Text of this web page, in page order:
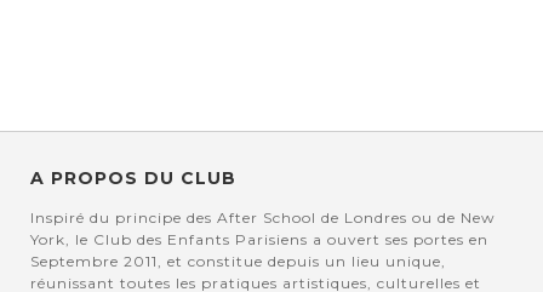
A PROPOS DU CLUB
Inspiré du principe des After School de Londres ou de New
York, le Club des Enfants Parisiens a ouvert ses portes en
Septembre 2011, et constitue depuis un lieu unique,
réunissant toutes les pratiques artistiques, culturelles et